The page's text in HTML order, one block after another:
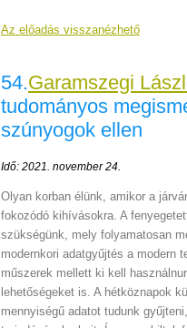
Az előadás visszanézhető
54.Garamszegi
tudományos
szúnyogok ellen
Idő: 2021. november 24.
Olyan korban élünk, amikor a
fokozódó kihívásokra. A
szükségünk, mely folyamatosan
modernkori adatgyűjtés a modern
műszerek mellett ki kell
lehetőségeket is. A hétköznapok
mennyiségű adatot tudunk